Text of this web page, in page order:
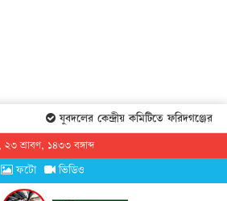
যুবদলের কেন্দ্রীয় কমিটিতে ফরিদগঞ্জের
শ্রাবণ, ১৪৩৩ বঙ্গাব্দ
ফটো ভিডিও